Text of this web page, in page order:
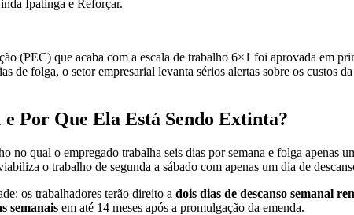
Ipatinga e Reforçar.
(PEC) que acaba com a escala de trabalho 6×1 foi aprovada em
de folga, o setor empresarial levanta sérios alertas sobre os
e Por Que Ela Está Sendo Extinta?
no qual o empregado trabalha seis dias por semana e folga apenas
o trabalho de segunda a sábado com apenas um dia de
os trabalhadores terão direito a dois dias de descanso semanal
semanais em até 14 meses após a promulgação da emenda.